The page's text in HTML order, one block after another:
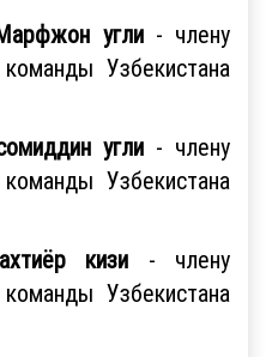
угли- члену
Узбекистана
угли - члену
Узбекистана
кизи - члену
Узбекистана